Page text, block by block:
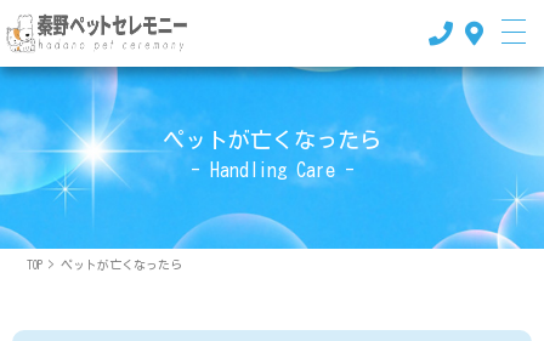
ペットが亡くなったら
- Handling Care -
TOP > ペットが亡くなったら